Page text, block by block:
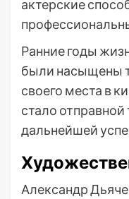
актерские
Ранние годы
были насыщены
своего места в
стало отправной
дальнейшей
Александр